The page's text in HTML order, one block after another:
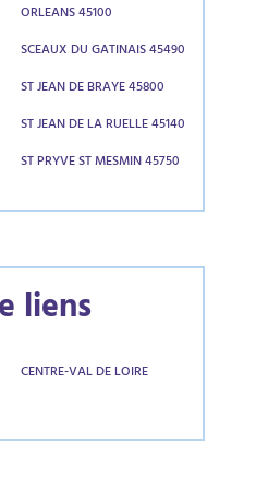
ORLEANS 45100
SCEAUX DU GATINAIS 45490
ST JEAN DE BRAYE 45800
ST JEAN DE LA RUELLE 45140
ST PRYVE ST MESMIN 45750
liens
CENTRE-VAL DE LOIRE